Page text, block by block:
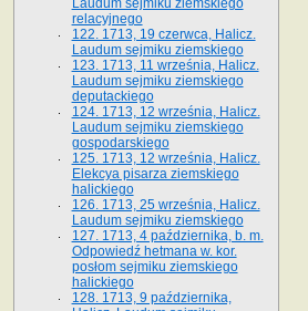
Laudum sejmiku ziemskiego
relacyjnego
122. 1713, 19 czerwca, Halicz.
Laudum sejmiku ziemskiego
123. 1713, 11 września, Halicz.
Laudum sejmiku ziemskiego
deputackiego
124. 1713, 12 września, Halicz.
Laudum sejmiku ziemskiego
gospodarskiego
125. 1713, 12 września, Halicz.
Elekcya pisarza ziemskiego
halickiego
126. 1713, 25 września, Halicz.
Laudum sejmiku ziemskiego
127. 1713, 4 października, b. m.
Odpowiedź hetmana w. kor.
posłom sejmiku ziemskiego
halickiego
128. 1713, 9 października,